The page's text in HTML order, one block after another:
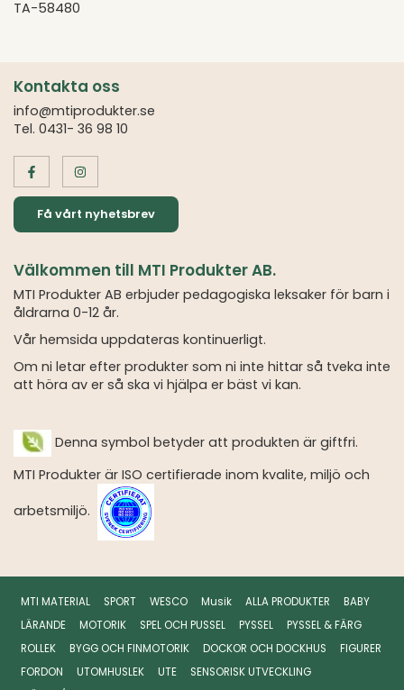
TA-58480
Kontakta oss
info@mtiprodukter.se
Tel. 0431- 36 98 10
Få vårt nyhetsbrev
Välkommen till MTI Produkter AB.
MTI Produkter AB erbjuder pedagogiska leksaker för barn i
åldrarna 0-12 år.
Vår hemsida uppdateras kontinuerligt.
Om ni letar efter produkter som ni inte hittar så tveka inte
att höra av er så ska vi hjälpa er bäst vi kan.
Denna symbol betyder att produkten är giftfri.
MTI Produkter är ISO certifierade inom kvalite, miljö och
arbetsmiljö.
MTI MATERIAL SPORT WESCO Musik ALLA PRODUKTER
BABY
LÄRANDE
MOTORIK SPEL OCH PUSSEL PYSSEL
PYSSEL & FÄRG
ROLLEK
BYGG OCH FINMOTORIK DOCKOR OCH DOCKHUS
FIGURER
FORDON
UTOMHUSLEK UTE
SENSORISK UTVECKLING